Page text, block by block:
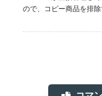
ので、コピー商品を排除